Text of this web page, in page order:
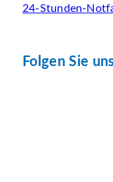
24-Stunden-
Folgen Sie